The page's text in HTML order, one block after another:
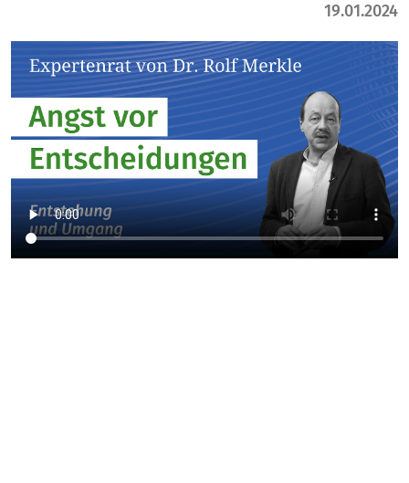
19.01.2024